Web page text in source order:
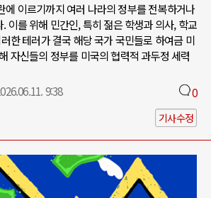
에 이르기까지 여러 나라의 정부를 전복하거나
이를 위해 민간인, 특히 젊은 학생과 의사, 학교
한 테러가 결국 해당 국가 국민들로 하여금 미
자신들의 정부를 미국의 협력적 과두정 세력
9:38 0
기사수정